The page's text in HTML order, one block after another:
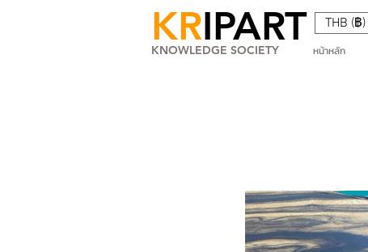
KRIPART
KNOWLEDGE SOCIETY หน้าหลัก
THB (฿)